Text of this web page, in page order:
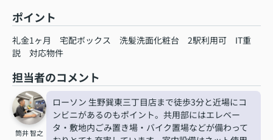
ポイント
礼金1ヶ月 宅配ボックス 洗髪洗面化粧台 2駅利用可
IT重
説
対応物件
担当者のコメント
筒井 智之
ローソン 生野巽東三丁目店まで徒歩3分と近場にコ
ンビニがあるのもポイント。共用部にはエレベー
タ・敷地内ごみ置き場・バイク置場などが備わって